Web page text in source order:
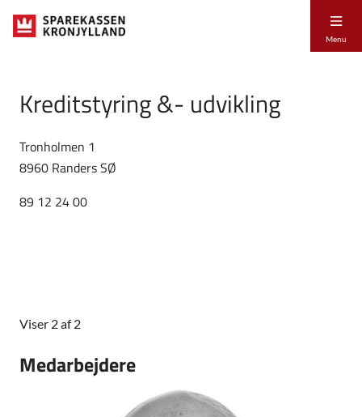
Menu
Kreditstyring &- udvikling
Tronholmen 1
8960 Randers SØ
89 12 24 00
Viser 2 af 2
Medarbejdere